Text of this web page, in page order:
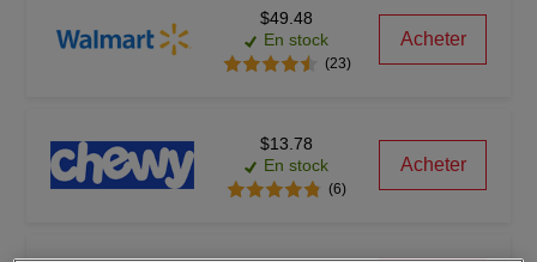
$49.48
En stock
(23)
Acheter
$13.78
En stock
(6)
Acheter